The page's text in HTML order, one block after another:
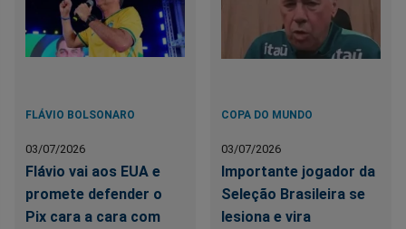
FLÁVIO BOLSONARO
03/07/2026
Flávio vai aos EUA e
promete defender o
Pix cara a cara com
COPA DO MUNDO
03/07/2026
Importante jogador da
Seleção Brasileira se
lesiona e vira